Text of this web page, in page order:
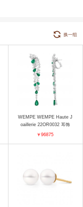
换一组
WEMPE WEMPE Haute J
oaillerie 22OR0032 耳饰
￥96875